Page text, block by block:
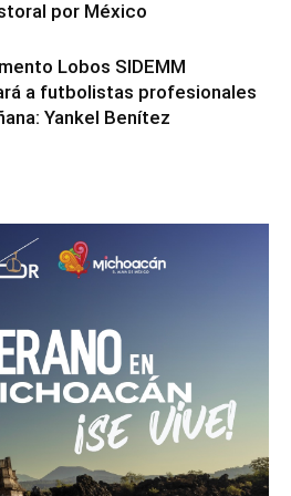
por México
Lobos SIDEMM
a futbolistas profesionales
Yankel Benítez